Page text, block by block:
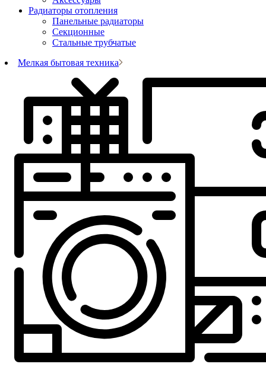
Радиаторы отопления
Панельные радиаторы
Секционные
Стальные трубчатые
Мелкая бытовая техника